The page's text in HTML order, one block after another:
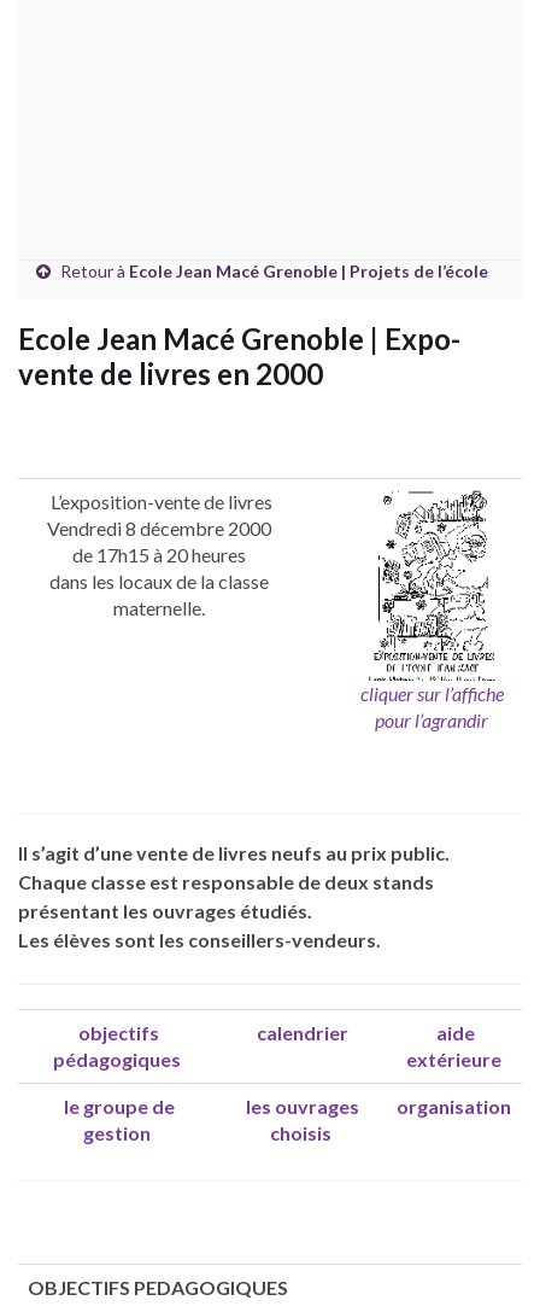
Retour à Ecole Jean Macé Grenoble | Projets de l’école
Ecole Jean Macé Grenoble | Expo-
vente de livres en 2000
L’exposition-vente de livres
Vendredi 8 décembre 2000
de 17h15 à 20 heures
dans les locaux de la classe
maternelle.
cliquer sur l’affiche
pour l’agrandir
Il s’agit d’une vente de livres neufs au prix public.
Chaque classe est responsable de deux stands
présentant les ouvrages étudiés.
Les élèves sont les conseillers-vendeurs.
objectifs
pédagogiques
calendrier
aide
extérieure
le groupe de
gestion
les ouvrages
choisis
organisation
OBJECTIFS PEDAGOGIQUES